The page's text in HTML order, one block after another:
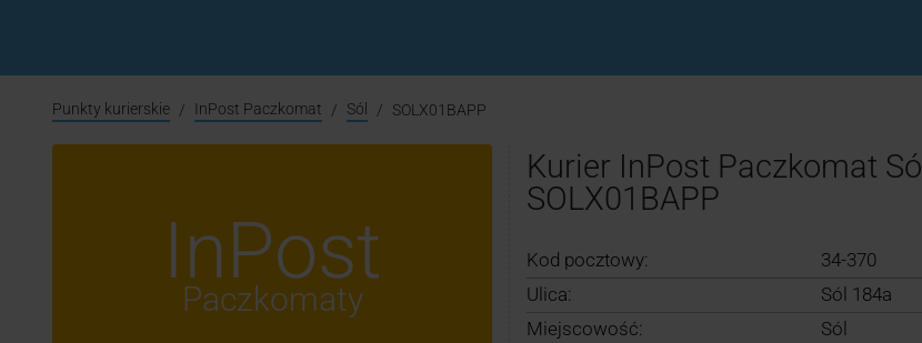
Punkty kurierskie InPost Paczkomat Sól SOLX01BAPP
InPost
Paczkomaty
Kurier InPost Paczkomat Sól
SOLX01BAPP
Kod pocztowy:
34-370
Ulica:
Sól 184a
Miejscowość:
Sól